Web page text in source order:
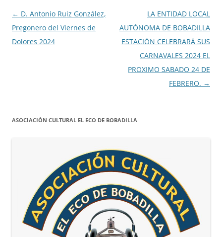
Navegación
de
entradas
← D. Antonio Ruiz González,
Pregonero del Viernes de
Dolores 2024
LA ENTIDAD LOCAL
AUTÓNOMA DE BOBADILLA
ESTACIÓN CELEBRARÁ SUS
CARNAVALES 2024 EL
PROXIMO SABADO 24 DE
FEBRERO. →
ASOCIACIÓN CULTURAL EL ECO DE BOBADILLA